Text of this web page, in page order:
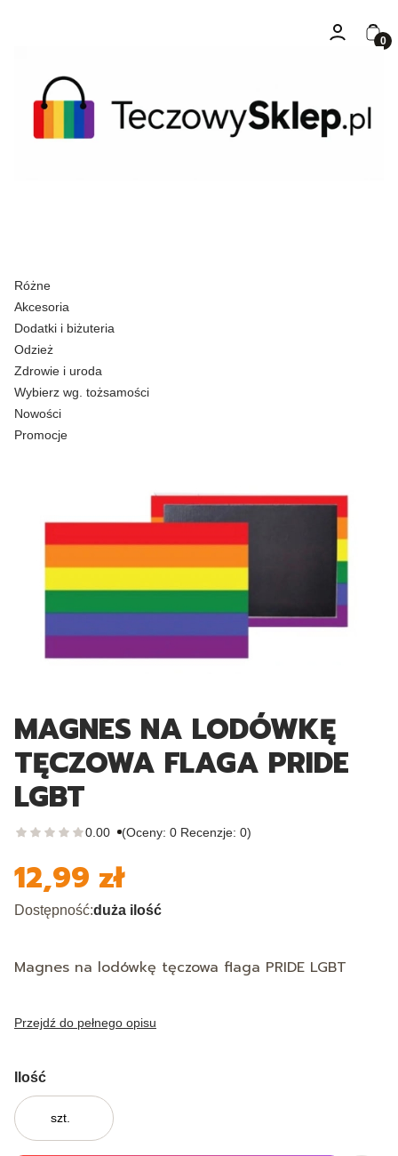
Zaloguj się
Różne
Akcesoria
Dodatki i biżuteria
Odzież
Zdrowie i uroda
Wybierz wg. tożsamości
Nowości
Promocje
MAGNES NA LODÓWKĘ
TĘCZOWA FLAGA PRIDE
LGBT
0.00 (Oceny: 0 Recenzje: 0)
Cena
12,99 zł
Dostępność:duża ilość
Magnes na lodówkę tęczowa flaga PRIDE LGBT
Przejdź do pełnego opisu
Ilość
szt.